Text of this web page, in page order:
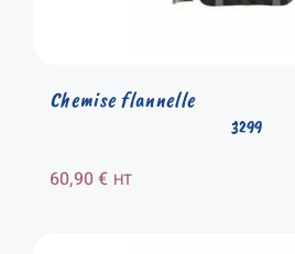
3299
Chemise flannelle
60,90€ HT